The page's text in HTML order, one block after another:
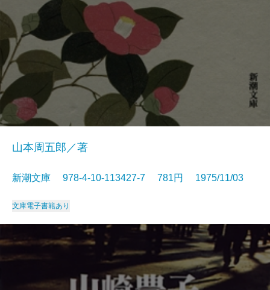
山本周五郎／著
新潮文庫 978-4-10-113427-7 781円 1975/11/03
文庫電子書籍あり